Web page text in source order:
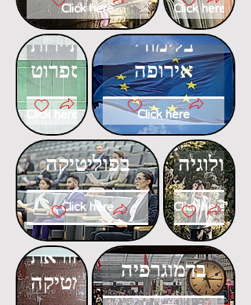
Click here Click here
דוקטורט
בתיירות
ספרוט
Click here
דוקטורט
בלימודי
אירופה
Click here
דוקטורט
בפוליטיקה
Click here
דוקטורט
באקולוגיה
Click here
דוקטורט
בהוראת
המתמטיקה
דוקטורט
בדמוגרפיה